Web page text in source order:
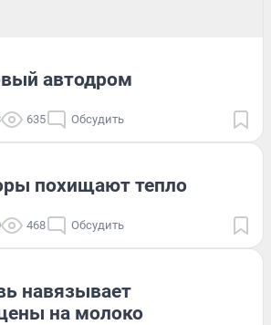
автодром
635 Обсудить
похищают тепло
468 Обсудить
навязывает
на молоко